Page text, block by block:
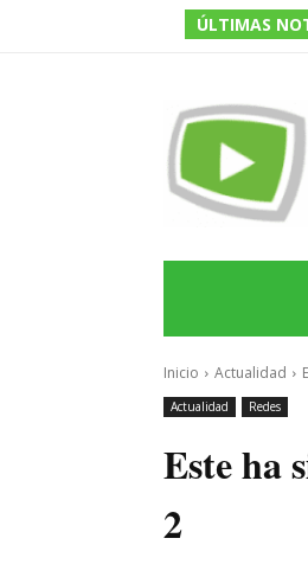
ÚLTIMAS
Inicio Actualidad
Actualidad Redes
Este ha
2